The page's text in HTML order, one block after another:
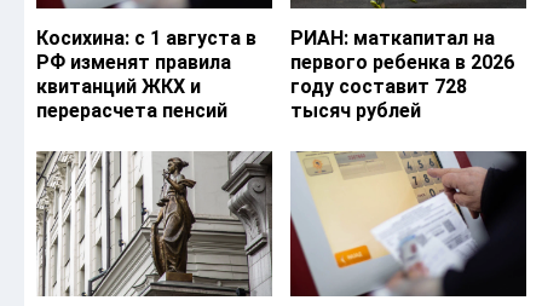
Косихина: с 1 августа в
РФ изменят правила
квитанций ЖКХ и
перерасчета пенсий
РИАН: маткапитал на
первого ребенка в 2026
году составит 728
тысяч рублей